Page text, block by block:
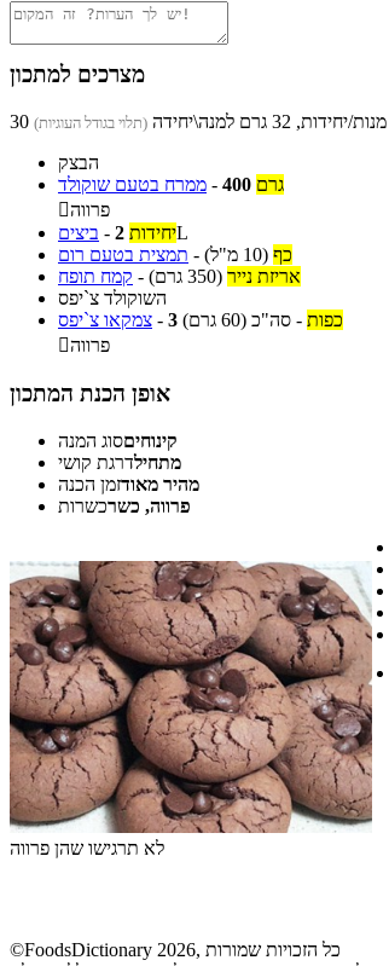
מצרכים למתכון
30 מנות/יחידות, 32 גרם למנה\יחידה (תלוי בגודל העוגיות)
הבצק
ממרח בטעם שוקולד - 400 גרם
פרווה
ביצים - 2 יחידותL
תמצית בטעם רום - כף (10 מ"ל)
קמח תופח - אריזת נייר (350 גרם)
השוקולד צ`יפס
צמקאו צ`יפס - 3 כפות - סה"כ (60 גרם)
פרווה
אופן הכנת המתכון
קינוחיםסוג המנה
מתחילדרגת קושי
מהיר מאודזמן הכנה
פרווה, כשרכשרות
לא תרגישו שהן פרווה
©FoodsDictionary 2026, כל הזכויות שמורות